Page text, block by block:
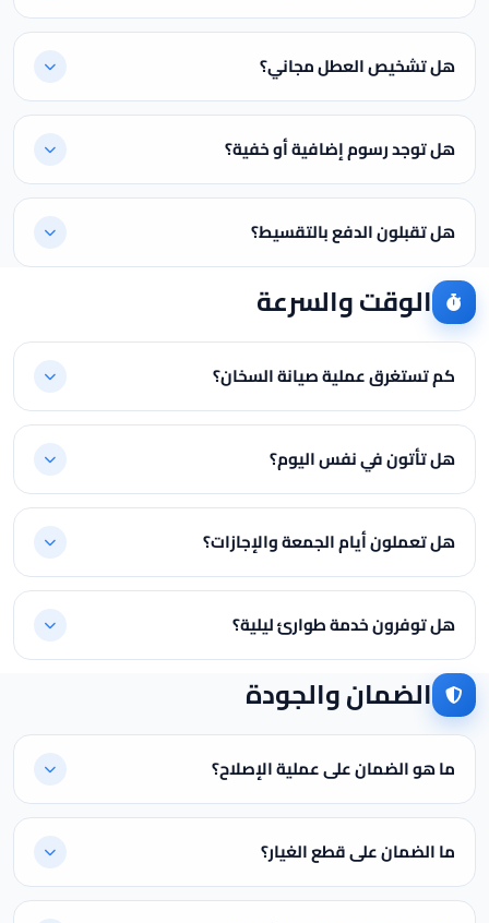
هل تشخيص العطل مجاني؟
هل توجد رسوم إضافية أو خفية؟
هل تقبلون الدفع بالتقسيط؟
الوقت والسرعة
كم تستغرق عملية صيانة السخان؟
هل تأتون في نفس اليوم؟
هل تعملون أيام الجمعة والإجازات؟
هل توفرون خدمة طوارئ ليلية؟
الضمان والجودة
ما هو الضمان على عملية الإصلاح؟
ما الضمان على قطع الغيار؟